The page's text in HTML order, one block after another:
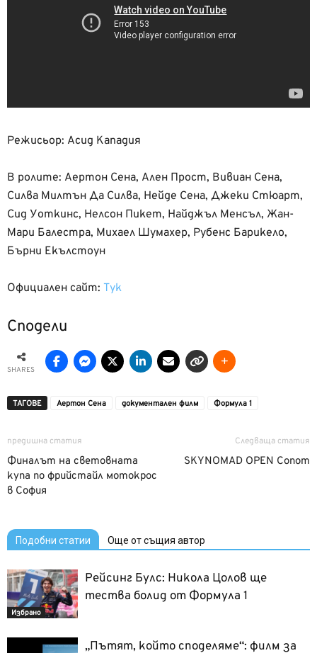
Режисьор: Асид Кападия
В ролите: Аертон Сена, Ален Прост, Вивиан Сена,
Силва Милтън Да Силва, Нейде Сена, Джеки Стюарт,
Сид Уоткинс, Нелсон Пикет, Найджъл Менсъл, Жан-
Мари Балестра, Михаел Шумахер, Рубенс Барикело,
Бърни Екълстоун
Официален сайт: Тук
Сподели
SHARES
ТАГОВЕ Аертон Сена документален филм Формула 1
предишна статия
Финалът на световната
купа по фрийстайл мотокрос
в София
Следваща статия
SKYNOMAD OPEN Сопот
Подобни статии Още от същия автор
Избрано
Рейсинг Булс: Никола Цолов ще
тества болид от Формула 1
„Пътят, който споделяме“: филм за